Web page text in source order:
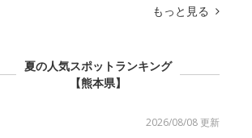
もっと見る
夏の人気スポットランキング
【熊本県】
2026/08/08 更新